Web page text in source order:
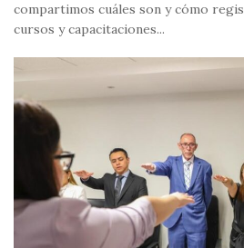
compartimos cuáles son y cómo
cursos y capacitaciones...